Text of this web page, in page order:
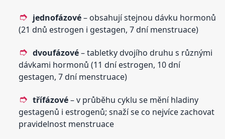
jednofázové– obsahují stejnou dávku hormonů
(21 dnů estrogen i gestagen, 7 dní menstruace)
dvoufázové– tabletky dvojího druhu s různými
dávkami hormonů (11 dní estrogen, 10 dní
gestagen, 7 dní menstruace)
třífázové– v průběhu cyklu se mění hladiny
gestagenů i estrogenů; snaží se co nejvíce zachovat
pravidelnost menstruace